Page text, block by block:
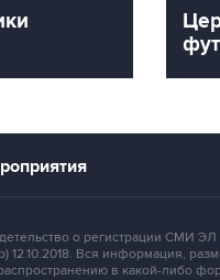
о регистрации СМИ
Вся информация,
в какой-либо